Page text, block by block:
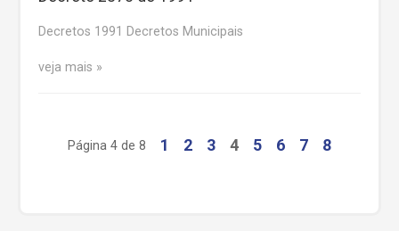
Decretos 1991 Decretos Municipais
veja mais
Página 4 de 8 1 2 3 4 5 6 7 8